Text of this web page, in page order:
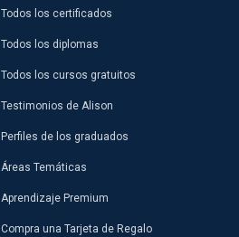
Todos los certificados
Todos los diplomas
Todos los cursos gratuitos
Testimonios de Alison
Perfiles de los graduados
Áreas Temáticas
Aprendizaje Premium
Compra una Tarjeta de Regalo